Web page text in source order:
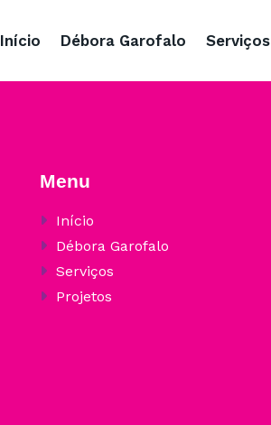
Início Débora Garofalo Serviços
Menu
Início
Débora Garofalo
Serviços
Projetos